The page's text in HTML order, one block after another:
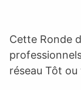
Cette Ronde
réseau Tôt